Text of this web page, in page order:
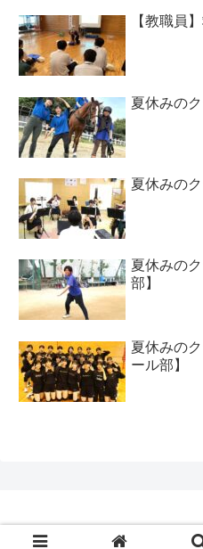
【教職員
夏休みの
夏休みの
夏休みの
部】
夏休みの
ール部】
Copyright © 2020 工大高